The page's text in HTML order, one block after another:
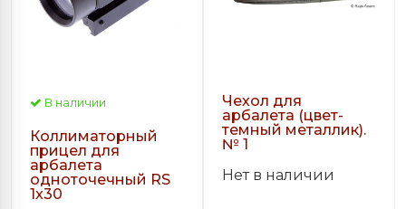
В наличии
Коллиматорный
прицел для
арбалета
одноточечный RS
1x30
Чехол для
арбалета (цвет-
темный металлик).
№ 1
Нет в наличии